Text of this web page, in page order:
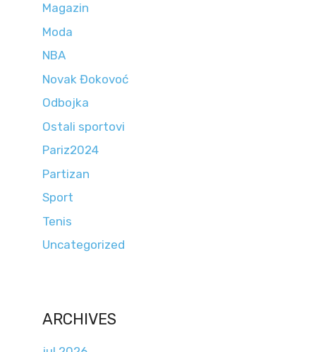
Magazin
Moda
NBA
Novak Đokovoć
Odbojka
Ostali sportovi
Pariz2024
Partizan
Sport
Tenis
Uncategorized
ARCHIVES